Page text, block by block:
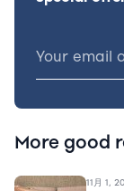
More good
11月 1,